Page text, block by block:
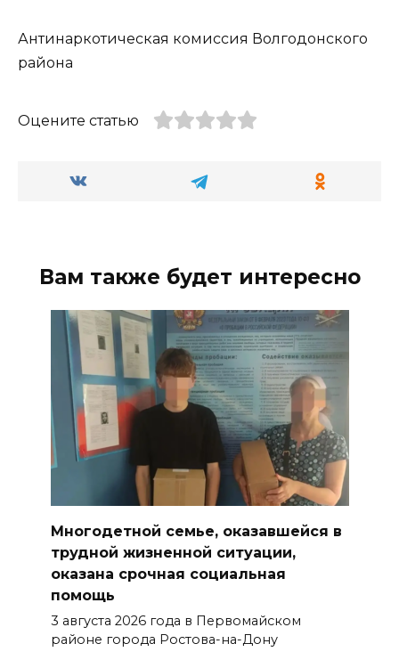
Антинаркотическая комиссия Волгодонского
района
Оцените статью
Вам также будет интересно
Многодетной семье, оказавшейся в
трудной жизненной ситуации,
оказана срочная социальная
помощь
3 августа 2026 года в Первомайском
районе города Ростова-на-Дону